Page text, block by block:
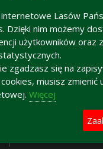
Lasów
Dzięki nim możemy
użytkowników oraz
zgadzasz się na
cookies, musisz
Więcej